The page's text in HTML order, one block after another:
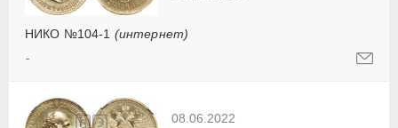
НИКО №104-1 (интернет)
-
08.06.2022